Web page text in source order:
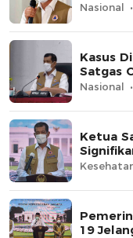
Nasional
Kasus
Satgas
Nasional
Ketua
19